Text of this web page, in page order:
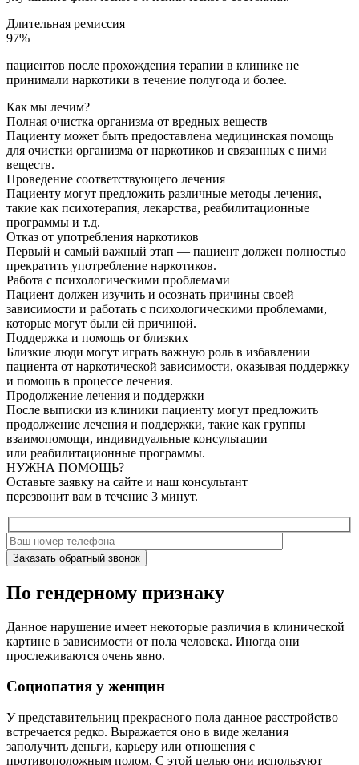
Длительная ремиссия
97%
пациентов после прохождения терапии в клинике не
принимали наркотики в течение полугода и более.
Как мы лечим?
Полная очистка организма от вредных веществ
Пациенту может быть предоставлена медицинская помощь
для очистки организма от наркотиков и связанных с ними
веществ.
Проведение соответствующего лечения
Пациенту могут предложить различные методы лечения,
такие как психотерапия, лекарства, реабилитационные
программы и т.д.
Отказ от употребления наркотиков
Первый и самый важный этап — пациент должен полностью
прекратить употребление наркотиков.
Работа с психологическими проблемами
Пациент должен изучить и осознать причины своей
зависимости и работать с психологическими проблемами,
которые могут были ей причиной.
Поддержка и помощь от близких
Близкие люди могут играть важную роль в избавлении
пациента от наркотической зависимости, оказывая поддержку
и помощь в процессе лечения.
Продолжение лечения и поддержки
После выписки из клиники пациенту могут предложить
продолжение лечения и поддержки, такие как группы
взаимопомощи, индивидуальные консультации
или реабилитационные программы.
НУЖНА ПОМОЩЬ?
Оставьте заявку на сайте и наш консультант
перезвонит вам в течение 3 минут.
Заказать обратный звонок
По гендерному признаку
Данное нарушение имеет некоторые различия в клинической
картине в зависимости от пола человека. Иногда они
прослеживаются очень явно.
Социопатия у женщин
У представительниц прекрасного пола данное расстройство
встречается редко. Выражается оно в виде желания
заполучить деньги, карьеру или отношения с
противоположным полом. С этой целью они используют